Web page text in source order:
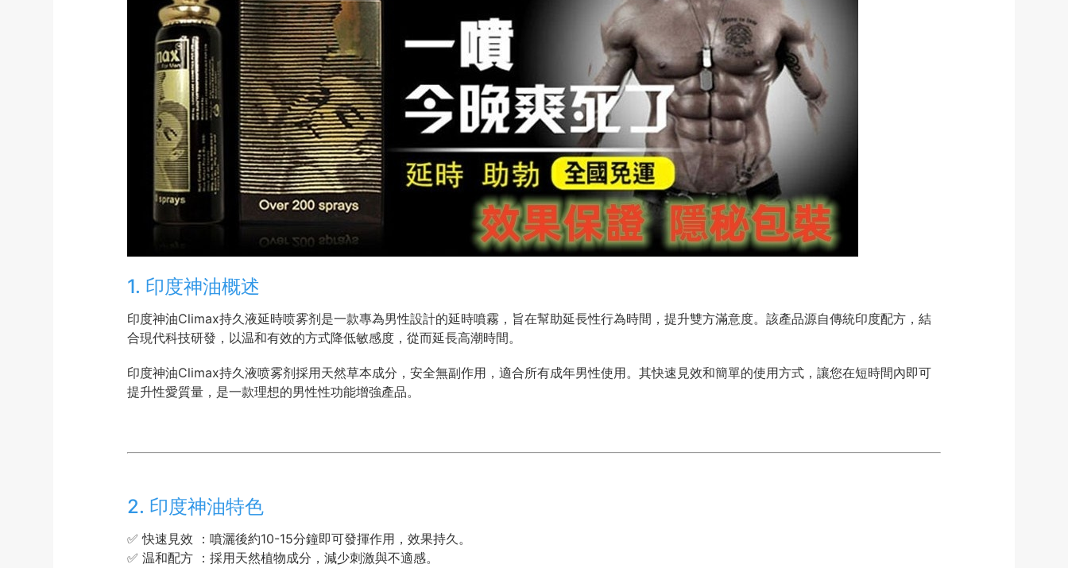
1. 印度神油概述
印度神油Climax持久液延時喷雾剂是一款專為男性設計的延時噴霧，旨在幫助延長性行為時間，提升雙方滿意度。該產品源自傳統印度配方，結
合現代科技研發，以温和有效的方式降低敏感度，從而延長高潮時間。
印度神油Climax持久液喷雾剂採用天然草本成分，安全無副作用，適合所有成年男性使用。其快速見效和簡單的使用方式，讓您在短時間內即可
提升性愛質量，是一款理想的男性性功能增強產品。
2. 印度神油特色
✅ 快速見效 ：噴灑後約10-15分鐘即可發揮作用，效果持久。
✅ 温和配方 ：採用天然植物成分，減少刺激與不適感。